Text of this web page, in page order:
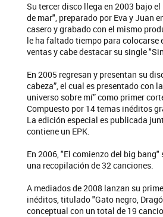
Su tercer disco llega en 2003 bajo
de mar", preparado por Eva y Juan
casero y grabado con el mismo
le ha faltado tiempo para colocarse
ventas y cabe destacar su single
En 2005 regresan y presentan su
cabeza”, el cual es presentado con
universo sobre mí” como primer
Compuesto por 14 temas inéditos
La edición especial es publicada
contiene un EPK.
En 2006, "El comienzo del big
una recopilación de 32 canciones.
A mediados de 2008 lanzan su
inéditos, titulado "Gato negro,
conceptual con un total de 19